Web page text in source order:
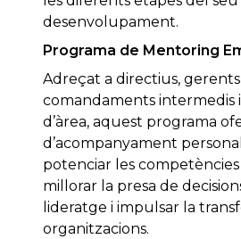
desenvolupament.
Programa de Mentoring
Adreçat a directius,
comandaments intermedis
d’àrea, aquest programa
d’acompanyament
potenciar les
millorar la presa de
lideratge i impulsar la
organitzacions.